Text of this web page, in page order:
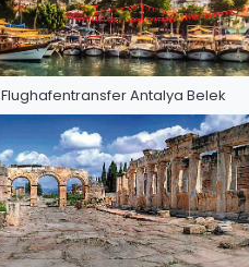
Flughafentransfer Antalya Belek